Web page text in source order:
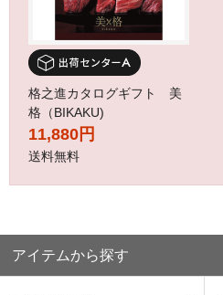
格之進カタログギフト 美
格（BIKAKU)
11,880円
送料無料
アイテムから探す